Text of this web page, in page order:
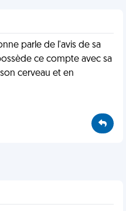
parle de l'avis de sa
ce compte avec sa
cerveau et en